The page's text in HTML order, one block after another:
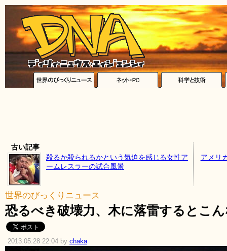
古い記事
殺るか殺られるかという気迫を感じる女性ア
ームレスラーの試合風景
アメリ
世界のびっくりニュース
恐るべき破壊力、木に落雷するとこ
2013.05.28 22:04 by chaka